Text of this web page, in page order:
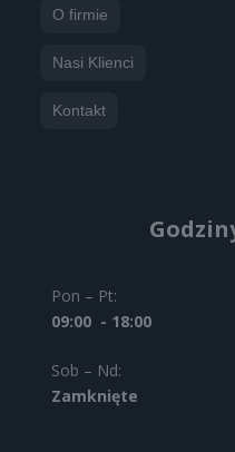
O firmie
Nasi Klienci
Kontakt
Pon – Pt:
09:00 - 18:00
Sob – Nd:
Zamknięte